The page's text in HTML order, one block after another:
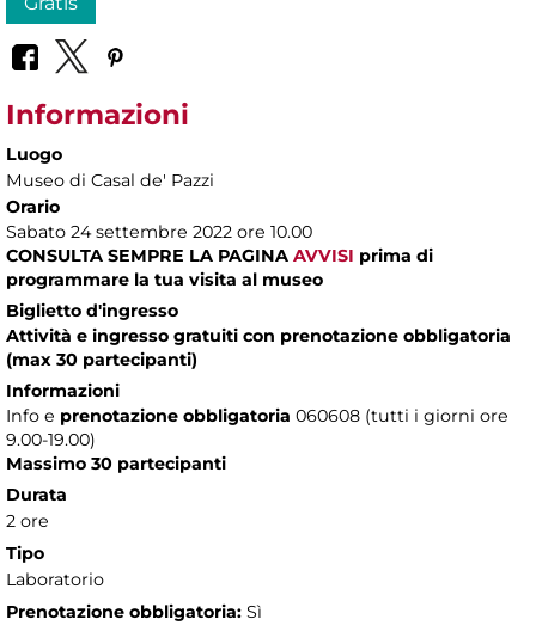
Informazioni
Luogo
Museo di Casal de' Pazzi
Orario
Sabato 24 settembre 2022 ore 10.00
CONSULTA SEMPRE LA PAGINA AVVISI prima di
programmare la tua visita al museo
Biglietto d'ingresso
Attività e ingresso gratuiti con prenotazione obbligatoria
(max 30 partecipanti)
Informazioni
Info e prenotazione obbligatoria 060608 (tutti i giorni ore
9.00-19.00)
Massimo 30 partecipanti
Durata
2 ore
Tipo
Laboratorio
Prenotazione obbligatoria: Sì